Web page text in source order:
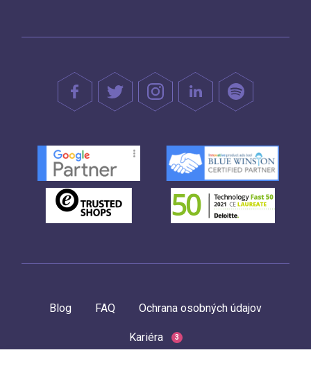
Blog FAQ Ochrana osobných údajov
Kariéra 3